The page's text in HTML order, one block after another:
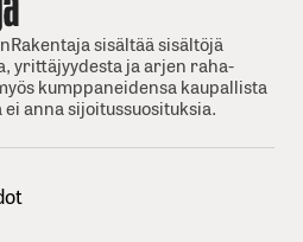
sisältää sisältöjä
yrittäjyydesta ja arjen raha-
kumppaneidensa kaupallista
anna sijoitussuosituksia.